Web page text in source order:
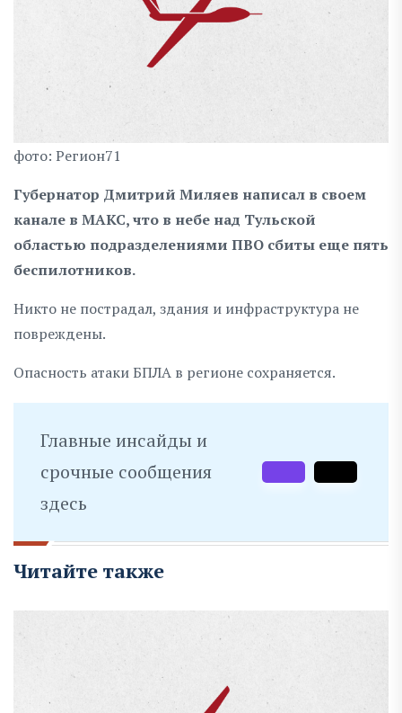
фото: Регион71
Губернатор Дмитрий Миляев написал в своем
канале в МАКС, что в небе над Тульской
областью подразделениями ПВО сбиты еще пять
беспилотников.
Никто не пострадал, здания и инфраструктура не
повреждены.
Опасность атаки БПЛА в регионе сохраняется.
Главные инсайды и
срочные сообщения
здесь
Читайте также